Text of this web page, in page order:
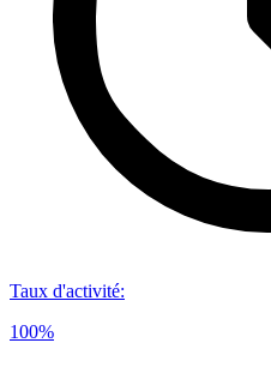
Taux d'activité:
100%